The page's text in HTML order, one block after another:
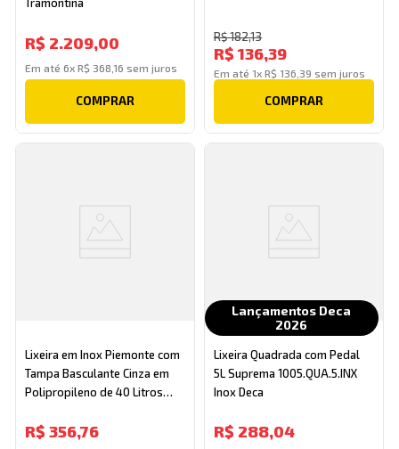
Tramontina
R$ 2.209,00
Em até6xR$ 368 16 sem juros
COMPRAR
R$182,13
R$ 136,39
Em até 1x R$ 136 39 sem juros
COMPRAR
Lixeira em Inox Piemonte com
Tampa Basculante Cinza em
Polipropileno de 40 Litros
R$ 356,76
Lançamentos Deca
2026
Lixeira Quadrada com Pedal
5L Suprema 1005.QUA.5.INX
Inox Deca
R$ 288,04